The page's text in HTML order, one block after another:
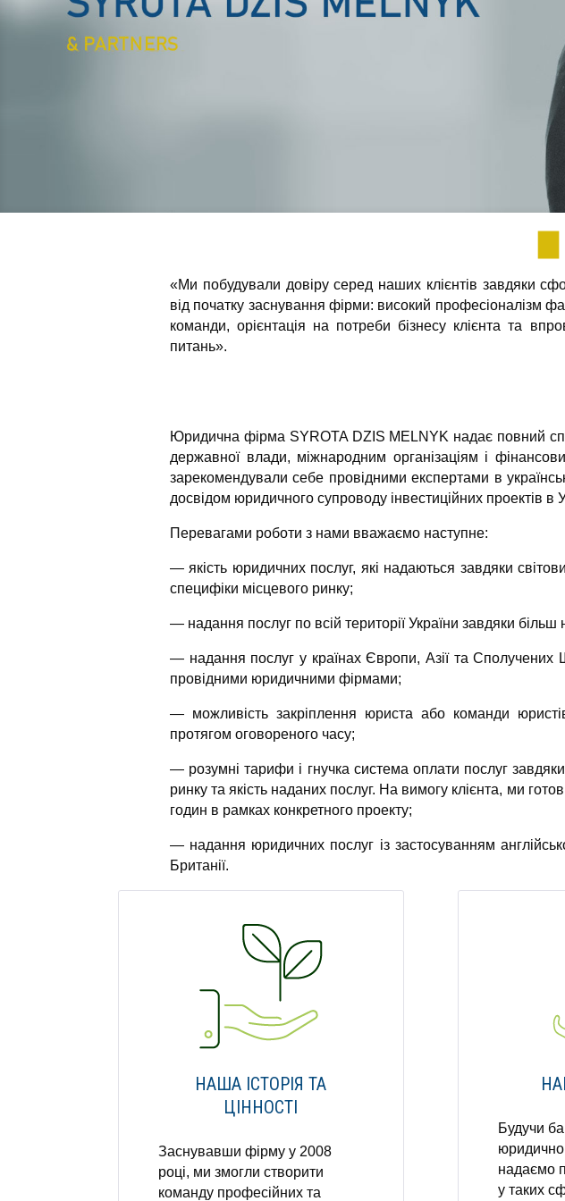
«Ми побудували довіру серед наших клієнтів завдяки
від початку заснування фірми: високий професіоналізм
команди, орієнтація на потреби бізнесу клієнта та
питань».
Юридична фірма SYROTA DZIS MELNYK надає повний
державної влади, міжнародним організаціям і
зарекомендували себе провідними експертами в
досвідом юридичного супроводу інвестиційних проектів в
Перевагами роботи з нами вважаємо наступне:
— якість юридичних послуг, які надаються завдяки
специфіки місцевого ринку;
— надання послуг по всій території України завдяки
— надання послуг у країнах Європи, Азії та
провідними юридичними фірмами;
— можливість закріплення юриста або команди
протягом оговореного часу;
— розумні тарифи і гнучка система оплати послуг
ринку та якість наданих послуг. На вимогу клієнта, ми
годин в рамках конкретного проекту;
— надання юридичних послуг із застосуванням
Британії.
НАША ІСТОРІЯ ТА
ЦІННОСТІ
Заснувавши фірму у 2008
році, ми змогли створити
команду професійних та
Будучи
надаємо
у таких